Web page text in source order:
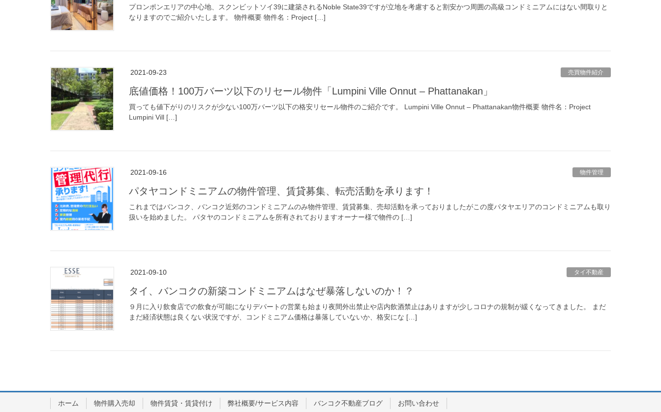
プロンポンエリアの中心地、スクンビットソイ39に建築されるNoble State39ですが立地を考慮すると割安かつ周囲の高級コンドミニアムにはない間取りと
なりますのでご紹介いたします。 物件概要 物件名：Project […]
2021-09-23 売買物件紹介
底値価格！100万バーツ以下のリセール物件「Lumpini Ville Onnut – Phattanakan」
買っても値下がりのリスクが少ない100万バーツ以下の格安リセール物件のご紹介です。 Lumpini Ville Onnut – Phattanakan物件概要 物件名：Project
Lumpini Vill […]
2021-09-16 物件管理
パタヤコンドミニアムの物件管理、賃貸募集、転売活動を承ります！
これまではバンコク、バンコク近郊のコンドミニアムのみ物件管理、賃貸募集、売却活動を承っておりましたがこの度パタヤエリアのコンドミニアムも取り
扱いを始めました。 パタヤのコンドミニアムを所有されておりますオーナー様で物件の […]
2021-09-10 タイ不動産
タイ、バンコクの新築コンドミニアムはなぜ暴落しないのか！？
９月に入り飲食店での飲食が可能になりデパートの営業も始まり夜間外出禁止や店内飲酒禁止はありますが少しコロナの規制が緩くなってきました。 まだ
まだ経済状態は良くない状況ですが、コンドミニアム価格は暴落していないか、格安にな […]
ホーム 物件購入売却 物件賃貸・賃貸付け 弊社概要/サービス内容 バンコク不動産ブログ お問い合わせ